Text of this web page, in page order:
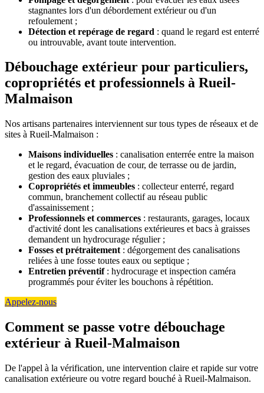
stagnantes lors d'un débordement extérieur ou d'un
refoulement ;
Détection et repérage de regard : quand le regard est enterré
ou introuvable, avant toute intervention.
Débouchage extérieur pour particuliers,
copropriétés et professionnels à Rueil-
Malmaison
Nos artisans partenaires interviennent sur tous types de réseaux et de
sites à Rueil-Malmaison :
Maisons individuelles : canalisation enterrée entre la maison
et le regard, évacuation de cour, de terrasse ou de jardin,
gestion des eaux pluviales ;
Copropriétés et immeubles : collecteur enterré, regard
commun, branchement collectif au réseau public
d'assainissement ;
Professionnels et commerces : restaurants, garages, locaux
d'activité dont les canalisations extérieures et bacs à graisses
demandent un hydrocurage régulier ;
Fosses et prétraitement : dégorgement des canalisations
reliées à une fosse toutes eaux ou septique ;
Entretien préventif: hydrocurage et inspection caméra
programmés pour éviter les bouchons à répétition.
Appelez-nous
Comment se passe votre débouchage
extérieur à Rueil-Malmaison
De l'appel à la vérification, une intervention claire et rapide sur votre
canalisation extérieure ou votre regard bouché à Rueil-Malmaison.